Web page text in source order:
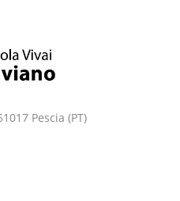
Pescia (PT)